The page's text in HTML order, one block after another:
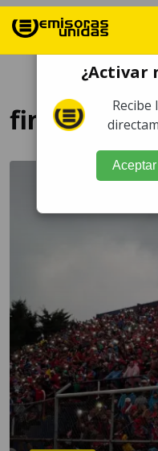
final
¿Activar
Recibe
Aceptar